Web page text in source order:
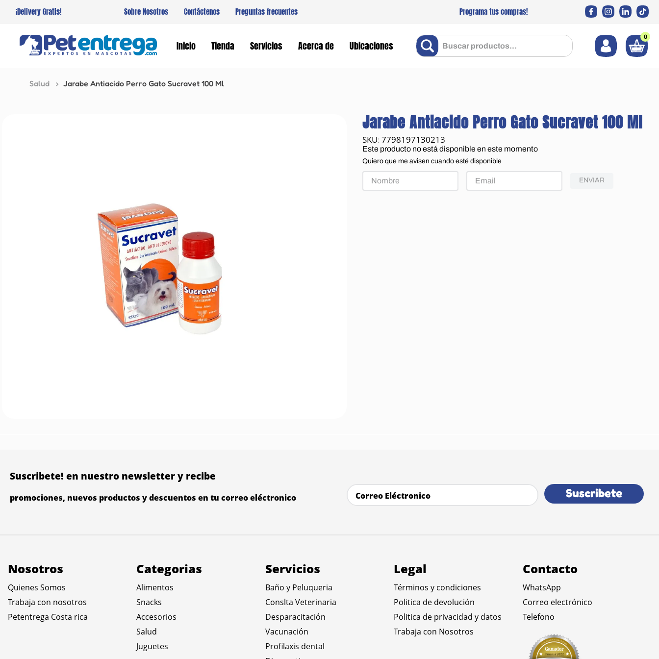
¡Delivery Gratis! Sobre Nosotros Contáctenos Preguntas frecuentes Programa tus compras!
Inicio Tienda Servicios Acerca de Ubicaciones
Buscar productos... 0
Salud Jarabe Antiacido Perro Gato Sucravet 100 Ml
Jarabe Antiacido Perro Gato Sucravet 100 Ml
: 7798197130213
Este producto no está disponible en este momento
Quiero que me avisen cuando esté disponible
ENVIAR
Suscribete! en nuestro newsletter y recibe
promociones, nuevos productos y descuentos en tu correo eléctronico Suscribete
Nosotros
Quienes Somos
Trabaja con nosotros
Petentrega Costa rica
Categorias
Alimentos
Snacks
Accesorios
Salud
Juguetes
Servicios
Baño y Peluqueria
Conslta Veterinaria
Desparacitación
Vacunación
Profilaxis dental
Legal
Términos y condiciones
Politica de devolución
Politica de privacidad y datos
Trabaja con Nosotros
Contacto
WhatsApp
Correo electrónico
Telefono